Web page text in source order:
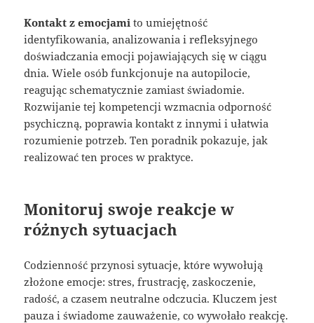
Kontakt z emocjami to umiejętność
identyfikowania, analizowania i refleksyjnego
doświadczania emocji pojawiających się w ciągu
dnia. Wiele osób funkcjonuje na autopilocie,
reagując schematycznie zamiast świadomie.
Rozwijanie tej kompetencji wzmacnia odporność
psychiczną, poprawia kontakt z innymi i ułatwia
rozumienie potrzeb. Ten poradnik pokazuje, jak
realizować ten proces w praktyce.
Monitoruj swoje reakcje w
różnych sytuacjach
Codzienność przynosi sytuacje, które wywołują
złożone emocje: stres, frustrację, zaskoczenie,
radość, a czasem neutralne odczucia. Kluczem jest
pauza i świadome zauważenie, co wywołało reakcję.